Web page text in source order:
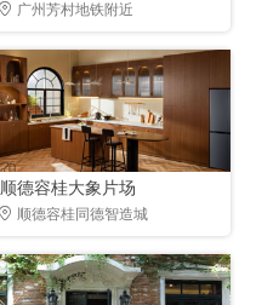
广州芳村地铁附近
顺德容桂大象片场
顺德容桂同德智造城